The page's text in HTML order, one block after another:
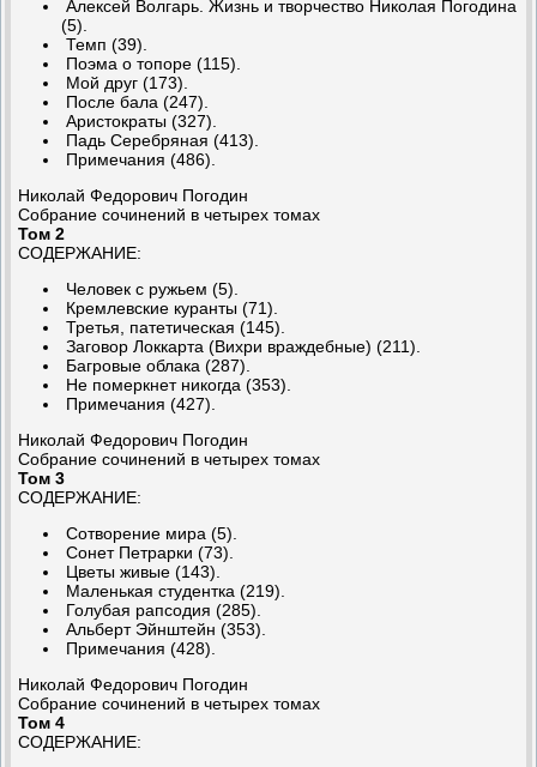
Алексей Волгарь. Жизнь и творчество Николая Погодина
(5).
Темп (39).
Поэма о топоре (115).
Мой друг (173).
После бала (247).
Аристократы (327).
Падь Серебряная (413).
Примечания (486).
Николай Федорович Погодин
Собрание сочинений в четырех томах
Том 2
СОДЕРЖАНИЕ:
Человек с ружьем (5).
Кремлевские куранты (71).
Третья, патетическая (145).
Заговор Локкарта (Вихри враждебные) (211).
Багровые облака (287).
Не померкнет никогда (353).
Примечания (427).
Николай Федорович Погодин
Собрание сочинений в четырех томах
Том 3
СОДЕРЖАНИЕ:
Сотворение мира (5).
Сонет Петрарки (73).
Цветы живые (143).
Маленькая студентка (219).
Голубая рапсодия (285).
Альберт Эйнштейн (353).
Примечания (428).
Николай Федорович Погодин
Собрание сочинений в четырех томах
Том 4
СОДЕРЖАНИЕ: